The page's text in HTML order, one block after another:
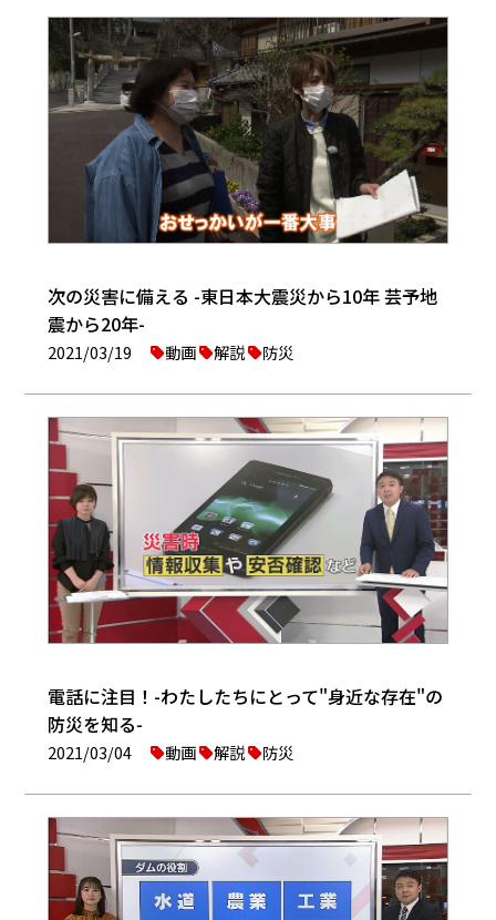
次の災害に備える -東日本大震災から10年 芸予地
震から20年-
2021/03/19 動画 解説 防災
電話に注目！-わたしたちにとって"身近な存在"の
防災を知る-
2021/03/04 動画 解説 防災